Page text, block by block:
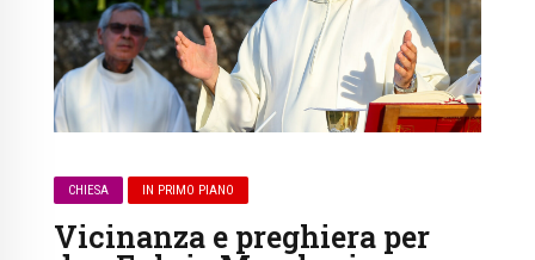
CHIESA IN PRIMO PIANO
Vicinanza e preghiera per